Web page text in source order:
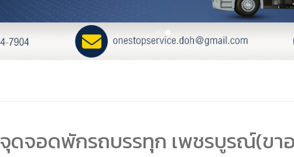
จุดจอดพักรถบรรทุก เพชรบูรณ์(ขา